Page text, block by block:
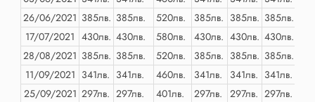
26/06/2021 385лв. 385лв. 520лв. 385лв. 385лв. 385лв.
17/07/2021 430лв. 430лв. 580лв. 430лв. 430лв. 430лв.
28/08/2021 385лв. 385лв. 520лв. 385лв. 385лв. 385лв.
11/09/2021 341лв. 341лв. 460лв. 341лв. 341лв. 341лв.
25/09/2021 297лв. 297лв. 401лв. 297лв. 297лв. 297лв.